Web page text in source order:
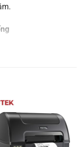
phổ biến như USB,
tem nhãn và thiết bị
khảo tạiwebsite
các dòngmáy in
phối.